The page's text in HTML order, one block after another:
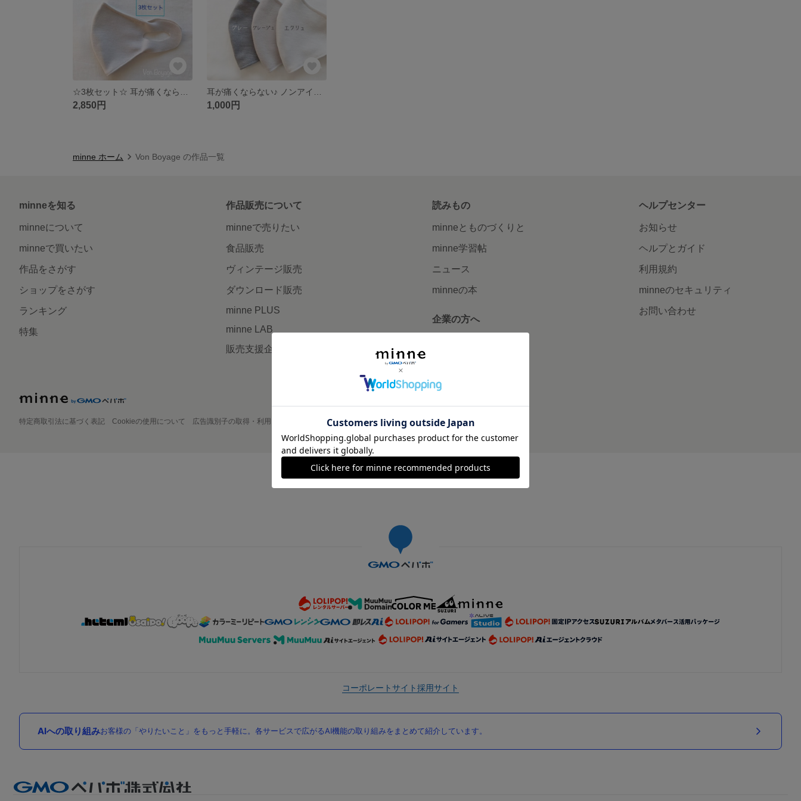
2,850円 1,000円
minne ホーム Von Boyage の作品一覧
minneを知る
minneについて
minneで買いたい
作品をさがす
ショップをさがす
ランキング
特集
作品販売について
minneで売りたい
食品販売
ヴィンテージ販売
ダウンロード販売
minne PLUS
minne LAB
販売支援企画・イベント
読みもの
minneとものづくりと
minne学習帖
ニュース
minneの本
企業の方へ
ヘルプセンター
お知らせ
ヘルプとガイド
利用規約
minneのセキュリティ
お問い合わせ
特定商取引法に基づく表記 Cookieの使用について 広告識別子の取得・利用 プライバシーポリシー 会社概要 採用情報 メディアキット
©GMO Pepabo, Inc. All rights reserved.
コーポレートサイト採用サイト
AIへの取り組みお客様の「やりたいこと」をもっと手軽に。各サービスで広がるAI機能の取り組みをまとめて紹介しています。